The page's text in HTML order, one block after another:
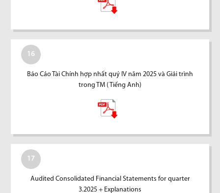
16
Báo Cáo Tài Chính hợp nhất quý IV năm 2025 và Giải trình
trong TM ( Tiếng Anh)
17
Audited Consolidated Financial Statements for quarter
3.2025 + Explanations